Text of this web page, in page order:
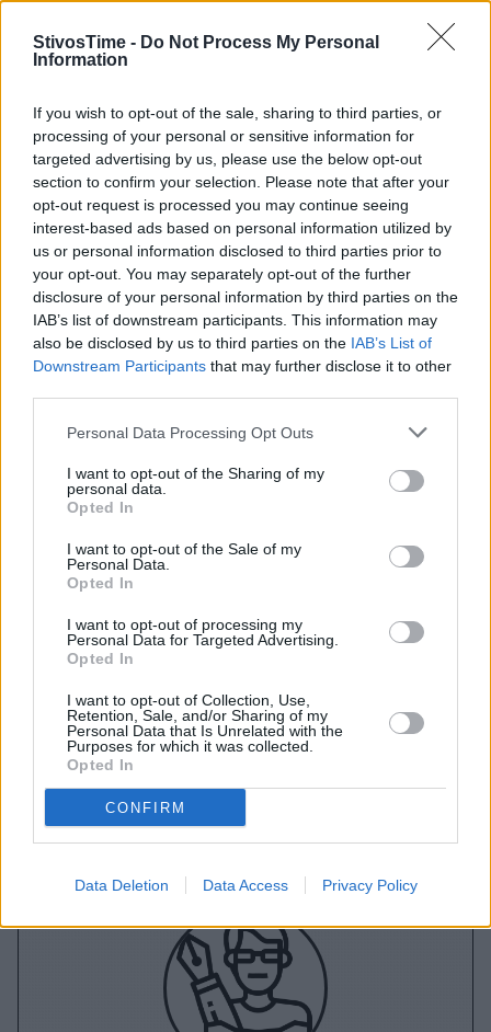
StivosTime - Do Not Process My Personal
Information
If you wish to opt-out of the sale, sharing to third parties, or
processing of your personal or sensitive information for
targeted advertising by us, please use the below opt-out
section to confirm your selection. Please note that after your
opt-out request is processed you may continue seeing
interest-based ads based on personal information utilized by
us or personal information disclosed to third parties prior to
your opt-out. You may separately opt-out of the further
disclosure of your personal information by third parties on the
IAB’s list of downstream participants. This information may
also be disclosed by us to third parties on the IAB’s List of
Downstream Participants that may further disclose it to other
Personal Data Processing Opt Outs
I want to opt-out of the Sharing of my
personal data.
Opted In
I want to opt-out of the Sale of my
Personal Data.
Opted In
I want to opt-out of processing my
Personal Data for Targeted Advertising.
Opted In
I want to opt-out of Collection, Use,
Retention, Sale, and/or Sharing of my
Personal Data that Is Unrelated with the
Purposes for which it was collected.
Opted In
CONFIRM
Data Deletion Data Access Privacy Policy
A- A±
Μαστέλος Θέμης
Επίσης, εξελέγη 3μελης εξελεγκτική επιτροπή που
αποτελούν οι :
Ματάκης Στέφανος
Βασδέκης Σπύρος
Μαρκιανίδης Παναγιώτης
ΟΣΕΠΚΑ, που υπήρχε και παλαιότερα, ενεργοποιήθηκε
ο αριθμός μελών του, ώστε να δυναμώσει η «φωνή» των
Ελλήνων προπονητών. Το mail του Συνδέσμου είναι:
sepkatf@gmail.com
Εγγραφείτε στο Stivostime των